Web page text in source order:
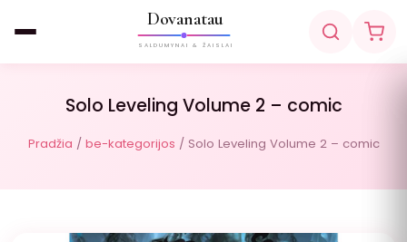
Dovanatau
SALDUMYNAI & ŽAISLAI
Solo Leveling Volume 2 – comic
Pradžia / be-kategorijos / Solo Leveling Volume 2 – comic